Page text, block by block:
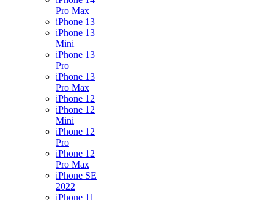
Pro Max
iPhone 13
iPhone 13
Mini
iPhone 13
Pro
iPhone 13
Pro Max
iPhone 12
iPhone 12
Mini
iPhone 12
Pro
iPhone 12
Pro Max
iPhone SE
2022
iPhone 11